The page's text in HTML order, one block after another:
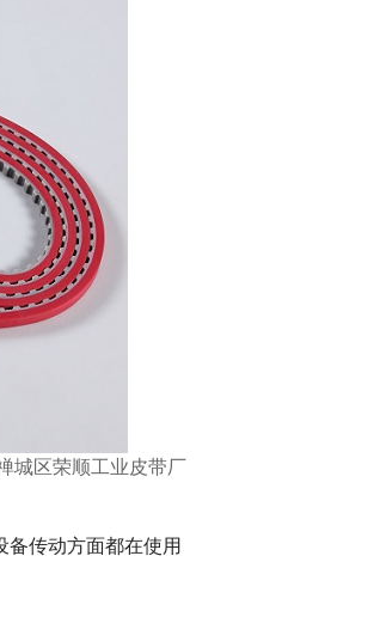
城区荣顺工业皮带厂
备传动方面都在使用